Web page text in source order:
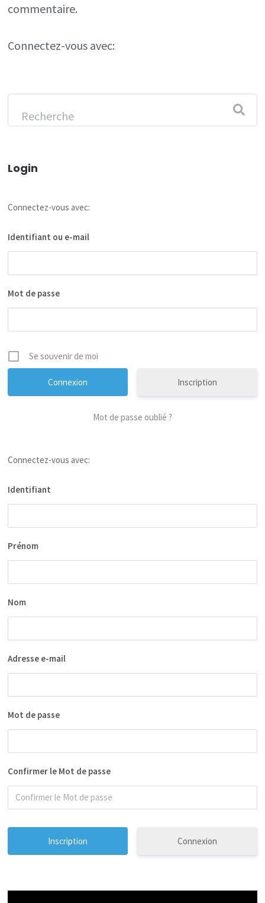
commentaire.
Connectez-vous avec:
Login
Connectez-vous avec:
Identifiant ou e-mail
Mot de passe
Se souvenir de moi
Inscription
Mot de passe oublié ?
Connectez-vous avec:
Identifiant
Prénom
Nom
Adresse e-mail
Mot de passe
Confirmer le Mot de passe
Connexion